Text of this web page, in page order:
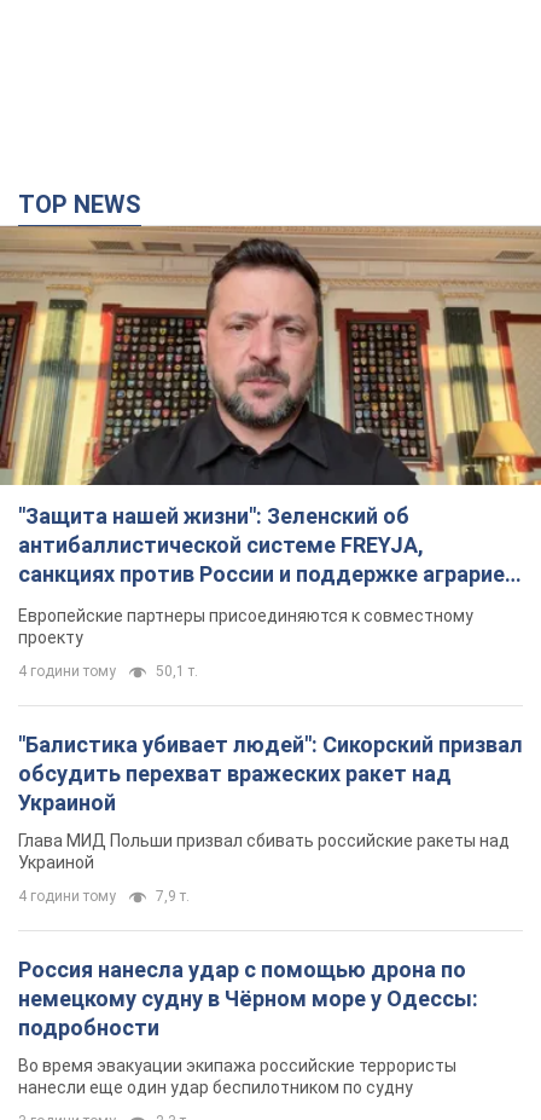
TOP NEWS
"Защита нашей жизни": Зеленский об
антибаллистической системе FREYJA,
санкциях против России и поддержке аграриев.
Видео
Европейские партнеры присоединяются к совместному
проекту
4 години тому 50,1 т.
"Балистика убивает людей": Сикорский призвал
обсудить перехват вражеских ракет над
Украиной
Глава МИД Польши призвал сбивать российские ракеты над
Украиной
4 години тому 7,9 т.
Россия нанесла удар с помощью дрона по
немецкому судну в Чёрном море у Одессы:
подробности
Во время эвакуации экипажа российские террористы
нанесли еще один удар беспилотником по судну